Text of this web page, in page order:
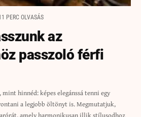
PERC OLVASÁS
az
passzoló férfi
hinnéd: képes elegánssá tenni egy
a legjobb öltönyt is. Megmutatjuk,
amely harmonikusan illik stílusodhoz